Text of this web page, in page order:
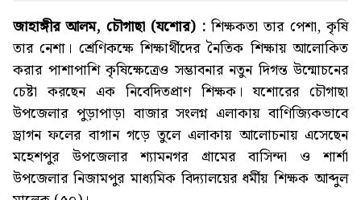
জাহাঙ্গীর আলম, চৌগাছা (যশোর) :শিক্ষকতা তার পেশা, কৃষি
তার নেশা। শ্রেণিকক্ষে শিক্ষার্থীদের নৈতিক শিক্ষায় আলোকিত
করার পাশাপাশি কৃষিক্ষেত্রেও সম্ভাবনার নতুন দিগন্ত উন্মোচনের
চেষ্টা করছেন এক নিবেদিতপ্রাণ শিক্ষক। যশোরের চৌগাছা
উপজেলার পুড়াপাড়া বাজার সংলগ্ন এলাকায় বাণিজ্যিকভাবে
ড্রাগন ফলের বাগান গড়ে তুলে এলাকায় আলোচনায় এসেছেন
মহেশপুর উপজেলার শ্যামনগর গ্রামের বাসিন্দা ও শার্শা
উপজেলার নিজামপুর মাধ্যমিক বিদ্যালয়ের ধর্মীয় শিক্ষক আব্দুল